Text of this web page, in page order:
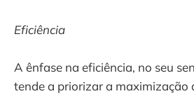
Eficiência
A ênfase na eficiência, no seu
tende a priorizar a maximização